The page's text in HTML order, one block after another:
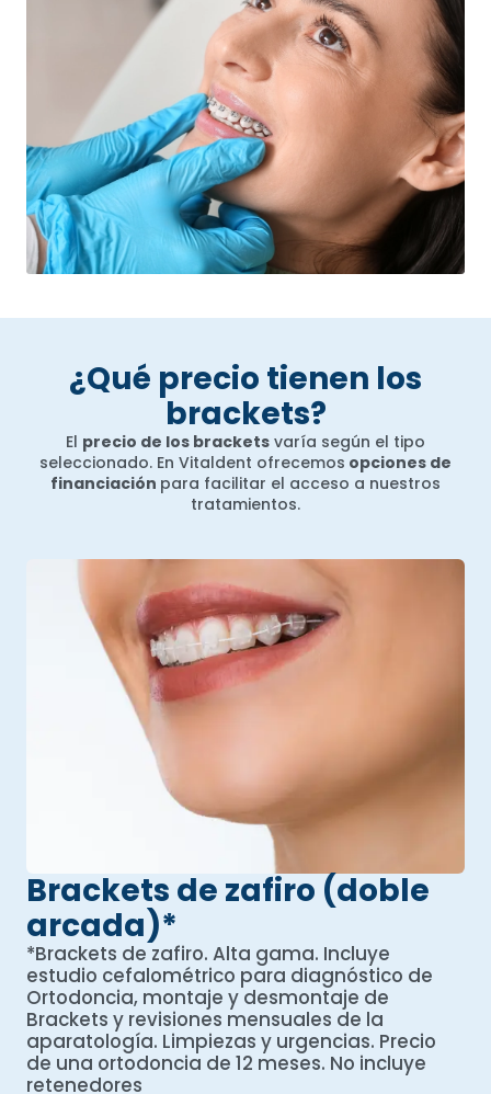
¿Qué precio tienen los
brackets?
El precio de los brackets varía según el tipo
seleccionado. En Vitaldent ofrecemos opciones de
financiación para facilitar el acceso a nuestros
tratamientos.
Brackets de zafiro (doble
arcada)*​
*Brackets de zafiro. Alta gama. Incluye
estudio cefalométrico para diagnóstico de
Ortodoncia, montaje y desmontaje de
Brackets y revisiones mensuales de la
aparatología. Limpiezas y urgencias. Precio
de una ortodoncia de 12 meses. No incluye
retenedores